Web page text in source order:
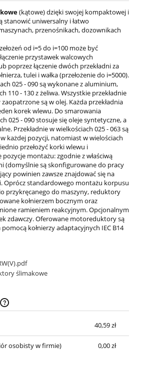
(kątowe) dzięki swojej kompaktowej i
uniwersalny i łatwo
przenośnikach, dozownikach
od i=5 do i=100 może być
przystawek walcowych
poprzez łączenie dwóch przekładni za
tulei i wałka (przełożenie do i=5000).
025 - 090 są wykonane z aluminium,
110 - 130 z żeliwa. Wszystkie przekładnie
są w olej. Każda przekładnia
korek wlewu. Do smarowania
025 - 090 stosuje się oleje syntetyczne, a
Przekładnie w wielkościach 025 - 063 są
każdej pozycji, natomiast w wielościach
przełożyć korki wlewu i
montażu: zgodnie z właściwą
(domyślnie są skonfigurowane do pracy
powinien zawsze znajdować się na
Oprócz standardowego montażu korpusu
przykręcanego do maszyny, reduktory
kołnierzem bocznym oraz
ramieniem reakcyjnym. Opcjonalnym
zdawczy. Oferowane motoreduktory są
kołnierzy adaptacyjnych IEC B14
ślimakowe
kosztów płatności
40,59 zł
osobisty w firmie) 0,00 zł